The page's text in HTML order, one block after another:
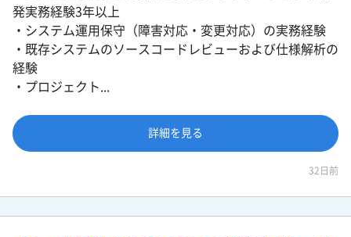
発実務経験3年以上
・システム運用保守（障害対応・変更対応）の実務経験
・既存システムのソースコードレビューおよび仕様解析の
経験
・プロジェクト...
詳細を見る
32日前